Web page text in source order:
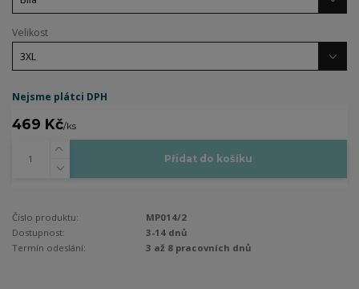
Velikost
Nejsme plátci DPH
469 Kč/ks
Přidat do košíku
Číslo produktu:
MP014/2
Dostupnost:
3-14 dnů
Termín odeslání:
3 až 8 pracovních dnů